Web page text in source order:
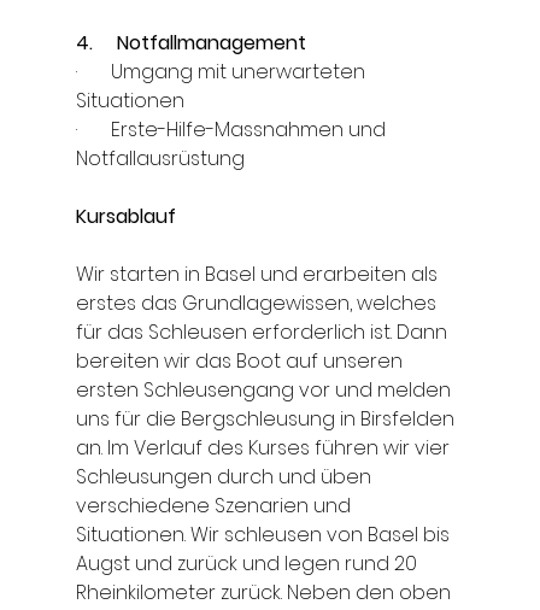
4.     Notfallmanagement
·       Umgang mit unerwarteten
Situationen
·       Erste-Hilfe-Massnahmen und
Notfallausrüstung
Kursablauf
Wir starten in Basel und erarbeiten als
erstes das Grundlagewissen, welches
für das Schleusen erforderlich ist. Dann
bereiten wir das Boot auf unseren
ersten Schleusengang vor und melden
uns für die Bergschleusung in Birsfelden
an. Im Verlauf des Kurses führen wir vier
Schleusungen durch und üben
verschiedene Szenarien und
Situationen. Wir schleusen von Basel bis
Augst und zurück und legen rund 20
Rheinkilometer zurück. Neben den oben